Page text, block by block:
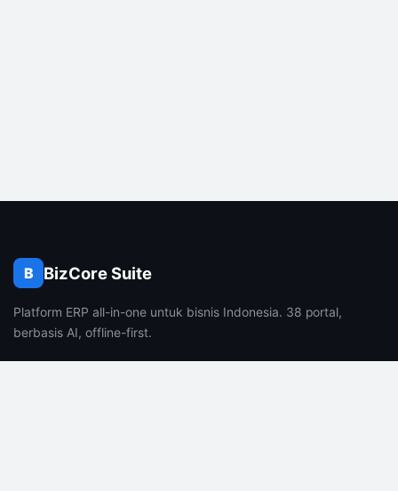
B BizCore Suite
Platform ERP all-in-one untuk bisnis Indonesia. 38 portal,
berbasis AI, offline-first.